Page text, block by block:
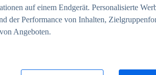
auf einem Endgerät. Personalisierte
der Performance von Inhalten,
Angeboten.